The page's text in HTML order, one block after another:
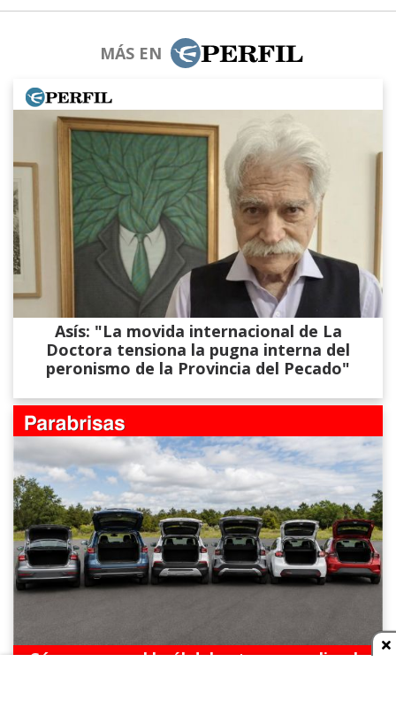
MÁS EN
Asís: "La movida internacional de La
Doctora tensiona la pugna interna del
peronismo de la Provincia del Pecado"
Cómo armar el baúl del auto para salir a la